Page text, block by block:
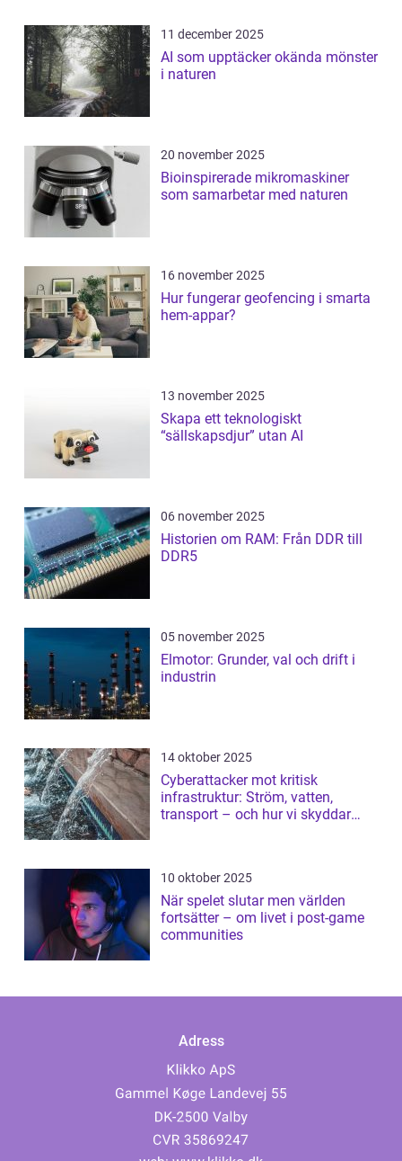
11 december 2025
AI som upptäcker okända mönster
i naturen
20 november 2025
Bioinspirerade mikromaskiner
som samarbetar med naturen
16 november 2025
Hur fungerar geofencing i smarta
hem-appar?
13 november 2025
Skapa ett teknologiskt
“sällskapsdjur” utan AI
06 november 2025
Historien om RAM: Från DDR till
DDR5
05 november 2025
Elmotor: Grunder, val och drift i
industrin
14 oktober 2025
Cyberattacker mot kritisk
infrastruktur: Ström, vatten,
transport – och hur vi skyddar
10 oktober 2025
När spelet slutar men världen
fortsätter – om livet i post-game
communities
Adress